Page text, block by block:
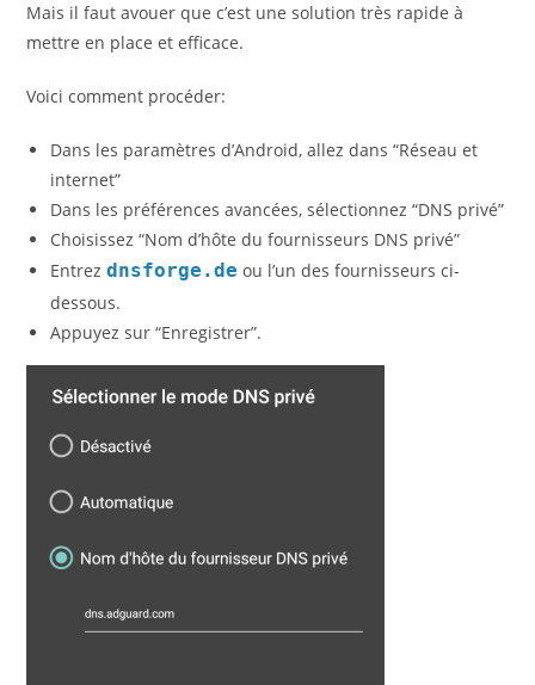
Mais il faut avouer que c’est une solution très rapide à
mettre en place et efficace.
Voici comment procéder:
Dans les paramètres d’Android, allez dans “Réseau et
internet”
Dans les préférences avancées, sélectionnez “DNS privé”
Choisissez “Nom d’hôte du fournisseurs DNS privé”
Entrezdnsforge.de ou l’un des fournisseurs ci-
dessous.
Appuyez sur “Enregistrer”.